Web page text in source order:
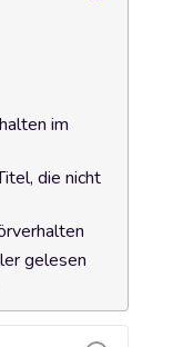
im
die nicht
gelesen